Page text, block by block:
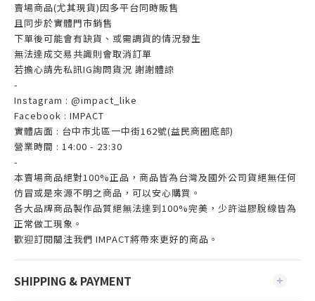
賣場商品(尤其現貨)因多平台同時販售
且同步於實體門市銷售
下單後可能會有缺貨、或需調貨的情況發生
無法達成交易共識則會取消訂單
若擔心請先私訊IG詢問貨況 謝謝體諒
-
Instagram : @impact_like
Facebook : IMPACT
實體店面 : 台中市北區一中街162號(益民商圈底部)
營業時間 : 14:00 - 23:30
-
本賣場商品絕對100%正品，商品皆為台灣及國外公司貨絕無任何
仿冒或是來源不明之商品，可以安心購買。
各大品牌商品製作品質絕無法達到100%完美，少許溢膠脫線皆為
正常做工現象。
歡迎訂閱關注我們 IMPACT將帶來更好的商品。
SHIPPING & PAYMENT